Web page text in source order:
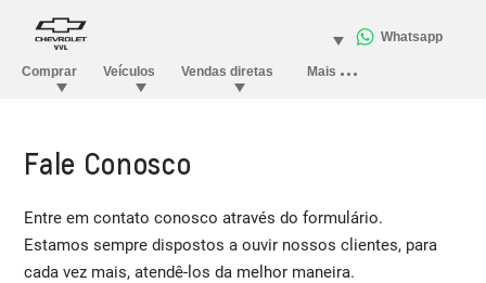
Fale Conosco
Entre em contato conosco através do formulário.
Estamos sempre dispostos a ouvir nossos clientes, para
cada vez mais, atendê-los da melhor maneira.